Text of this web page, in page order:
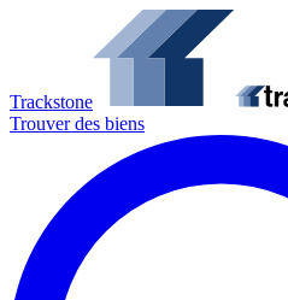
Trackstone
Trouver des biens